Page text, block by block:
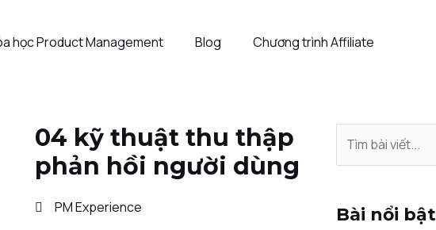
học Product Management Blog Chương trình Affiliate
04 kỹ thuật thu thập
phản hồi người dùng
PM Experience Bài nổi bật